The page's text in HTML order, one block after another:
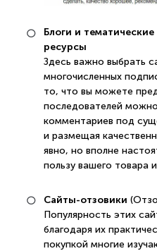
Блоги и
ресурсы
Здесь важно выбрать
многочисленных
то, что вы можете
последователей
комментариев под
и размещая
явно, но вполне
пользу вашего товара
Сайты-отзовики
Популярность этих
благодаря их
покупкой многие